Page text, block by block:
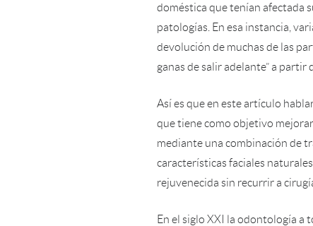
doméstica que tenían afectada
patologías. En esa instancia,
devolución de muchas de las
ganas de salir adelante” a partir
Así es que en este artículo
que tiene como objetivo
mediante una combinación de
características faciales
rejuvenecida sin recurrir a
En el siglo XXI la odontología a